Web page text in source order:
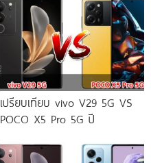
เปรียบเทียบ vivo V29 5G VS
POCO X5 Pro 5G ปี